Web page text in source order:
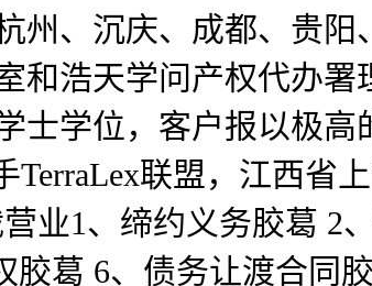
州、沉庆、成都、贵
和浩天学问产权代办
士学位，客户报以极
TerraLex联盟，江西
业1、缔约义务胶葛 2
胶葛 6、债务让渡合同